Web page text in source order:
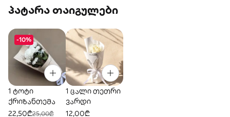
პატარა თაიგულები
-10%
1 ტოტი
ქრიზანთემა
22,50₾25,00₾
1 ცალი თეთრი
ვარდი
12,00₾